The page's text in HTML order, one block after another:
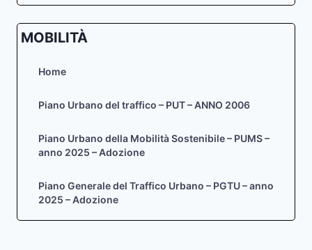
MOBILITÀ
Home
Piano Urbano del traffico – PUT – ANNO 2006
Piano Urbano della Mobilità Sostenibile – PUMS –
anno 2025 – Adozione
Piano Generale del Traffico Urbano – PGTU – anno
2025 – Adozione